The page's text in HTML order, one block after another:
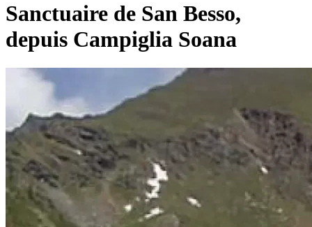
Sanctuaire de San Besso,
depuis Campiglia Soana